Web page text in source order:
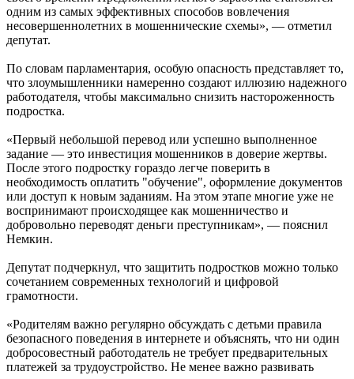
одним из самых эффективных способов вовлечения
несовершеннолетних в мошеннические схемы», — отметил
депутат.
По словам парламентария, особую опасность представляет то,
что злоумышленники намеренно создают иллюзию надежного
работодателя, чтобы максимально снизить настороженность
подростка.
«Первый небольшой перевод или успешно выполненное
задание — это инвестиция мошенников в доверие жертвы.
После этого подростку гораздо легче поверить в
необходимость оплатить "обучение", оформление документов
или доступ к новым заданиям. На этом этапе многие уже не
воспринимают происходящее как мошенничество и
добровольно переводят деньги преступникам», — пояснил
Немкин.
Депутат подчеркнул, что защитить подростков можно только
сочетанием современных технологий и цифровой
грамотности.
«Родителям важно регулярно обсуждать с детьми правила
безопасного поведения в интернете и объяснять, что ни один
добросовестный работодатель не требует предварительных
платежей за трудоустройство. Не менее важно развивать